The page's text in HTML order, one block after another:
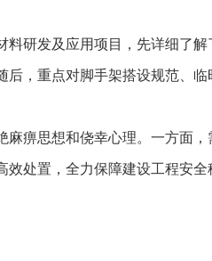
研发及应用项目，先详细了
，重点对脚手架搭设规范、
痹思想和侥幸心理。一方面
处置，全力保障建设工程安全